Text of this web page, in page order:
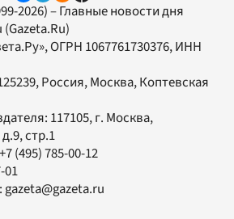
2026) – Главные новости дня
(Gazeta.Ru)
, ОГРН 1067761730376, ИНН
Россия, Москва, Коптевская
117105, г. Москва,
стр.1
+7 (495) 785-00-12
01
gazeta@gazeta.ru